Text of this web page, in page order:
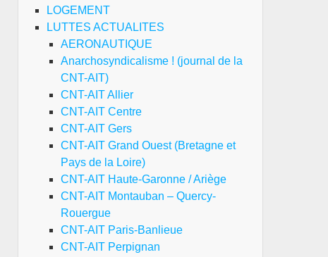
LOGEMENT
LUTTES ACTUALITES
AERONAUTIQUE
Anarchosyndicalisme ! (journal de la
CNT-AIT)
CNT-AIT Allier
CNT-AIT Centre
CNT-AIT Gers
CNT-AIT Grand Ouest (Bretagne et
Pays de la Loire)
CNT-AIT Haute-Garonne / Ariège
CNT-AIT Montauban – Quercy-
Rouergue
CNT-AIT Paris-Banlieue
CNT-AIT Perpignan